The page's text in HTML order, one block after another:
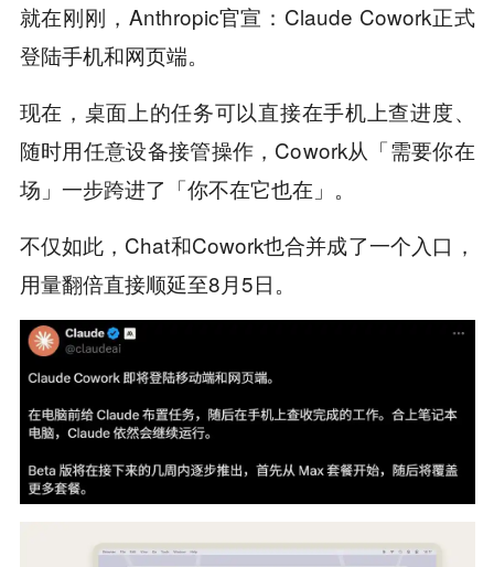
就在刚刚，Anthropic官宣：Claude Cowork正式
登陆手机和网页端。
现在，桌面上的任务可以直接在手机上查进度、
随时用任意设备接管操作，Cowork从「需要你在
场」一步跨进了「你不在它也在」。
不仅如此，Chat和Cowork也合并成了一个入口，
用量翻倍直接顺延至8月5日。